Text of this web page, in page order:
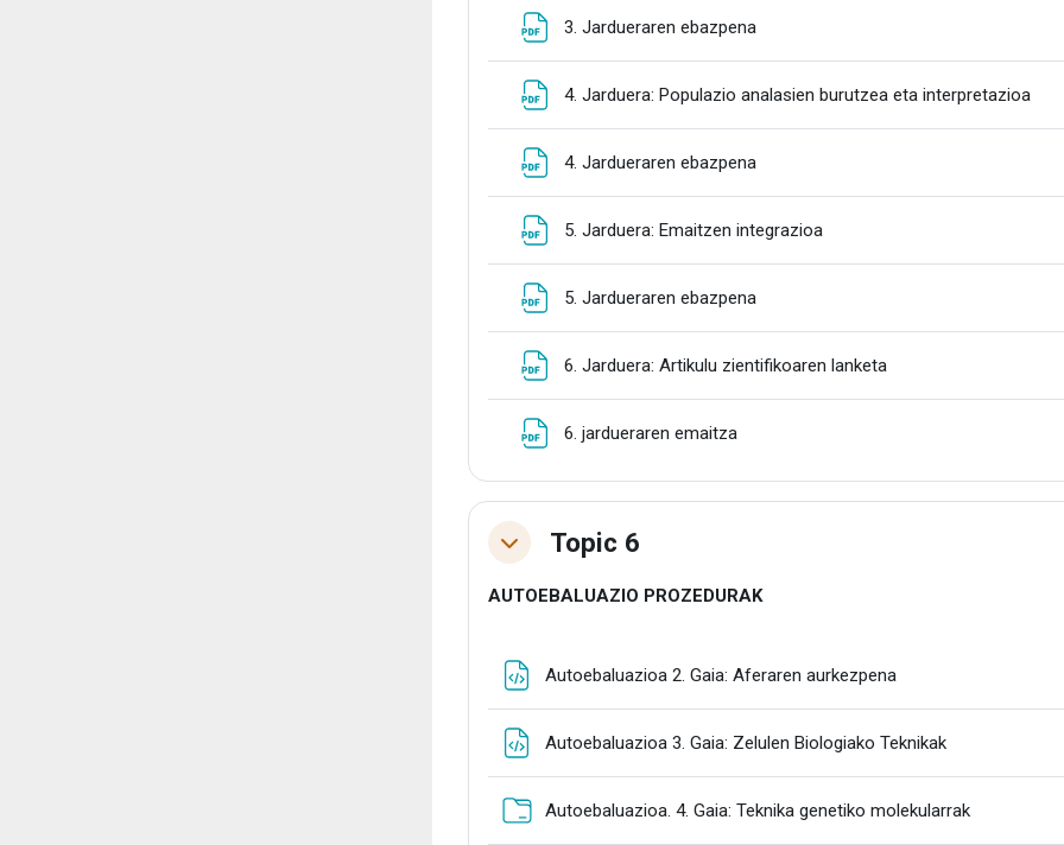
3. Jardueraren ebazpena
4. Jarduera: Populazio analasien burutzea eta interpretazioa
4. Jardueraren ebazpena
5. Jarduera: Emaitzen integrazioa
5. Jardueraren ebazpena
6. Jarduera: Artikulu zientifikoaren lanketa
6. jardueraren emaitza
TolestuTopic 6
AUTOEBALUAZIO PROZEDURAK
Autoebaluazioa 2. Gaia: Aferaren aurkezpena
Autoebaluazioa 3. Gaia: Zelulen Biologiako Teknikak
Autoebaluazioa. 4. Gaia: Teknika genetiko molekularrakKarpeta